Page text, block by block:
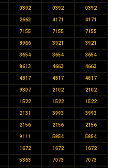
0392 0392 0392
2663 4171 4171
7155 7155 7155
8966 3921 3921
3654 3654 3654
8613 4663 4663
4817 4817 4817
9307 2102 2102
1522 1522 1522
2131 3993 3993
2156 2156 2156
9111 5854 5854
1672 1672 1672
5363 7073 7073